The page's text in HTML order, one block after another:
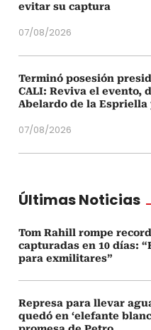
evitar su captura
07/08/2026
Terminó posesión
CALI: Reviva el evento,
Abelardo de la Espriella
07/08/2026
Últimas Noticias
Tom Rahill rompe
capturadas en 10 días:
para exmilitares”
Represa para llevar
quedó en ‘elefante